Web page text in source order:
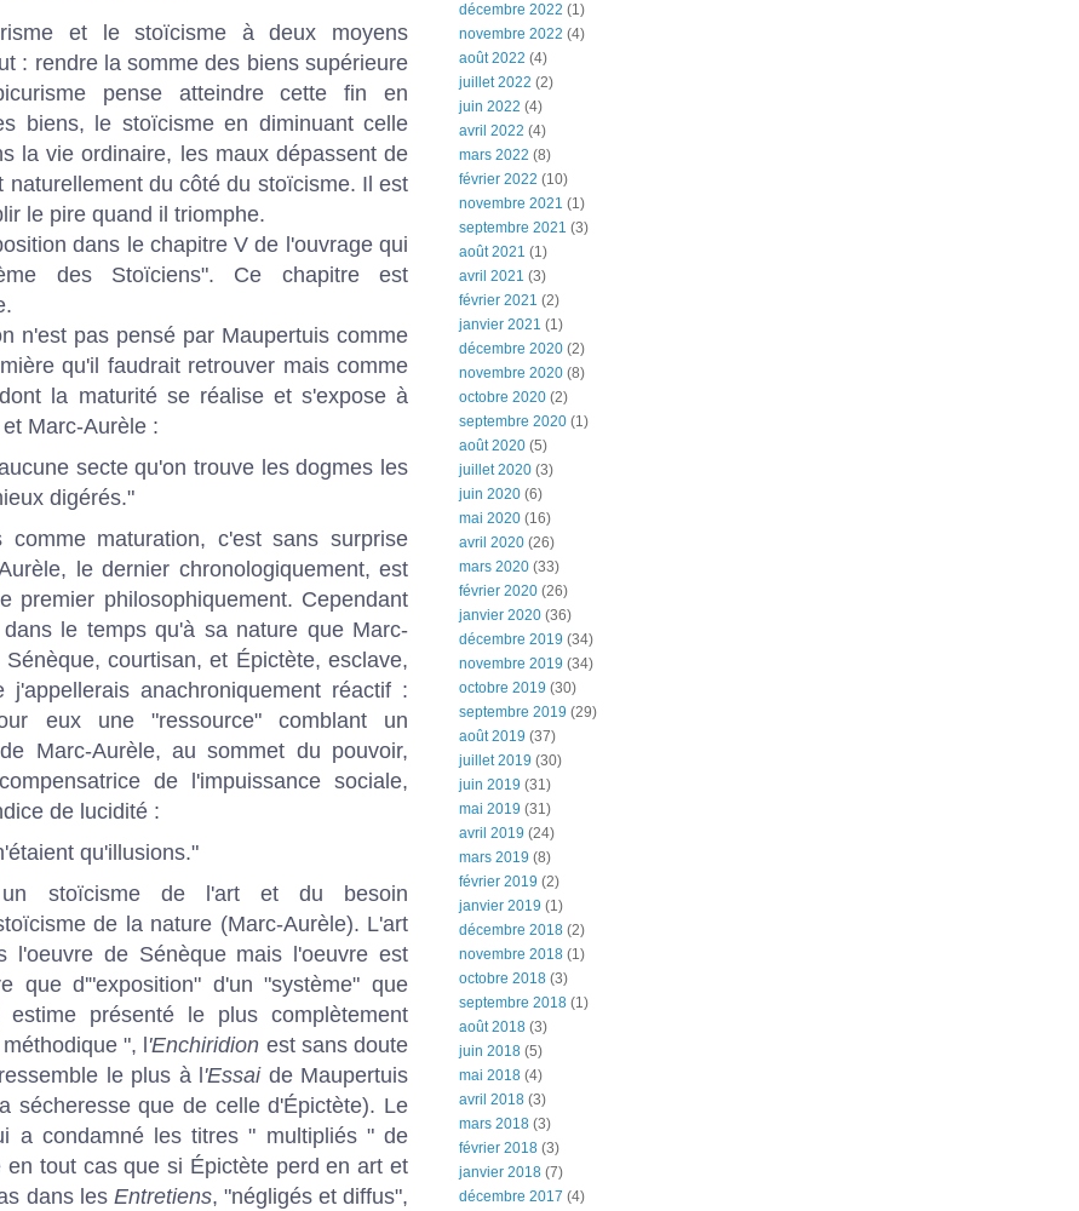
et le stoïcisme à deux moyens
: rendre la somme des biens supérieure
pense atteindre cette fin en
biens, le stoïcisme en diminuant celle
la vie ordinaire, les maux dépassent de
naturellement du côté du stoïcisme. Il est
le pire quand il triomphe.
dans le chapitre V de l'ouvrage qui
des Stoïciens". Ce chapitre est
n'est pas pensé par Maupertuis comme
qu'il faudrait retrouver mais comme
la maturité se réalise et s'expose à
Marc-Aurèle :
secte qu'on trouve les dogmes les
digérés."
maturation, c'est sans surprise
le dernier chronologiquement, est
premier philosophiquement. Cependant
le temps qu'à sa nature que Marc-
courtisan, et Épictète, esclave,
anachroniquement réactif :
eux une "ressource" comblant un
Marc-Aurèle, au sommet du pouvoir,
de l'impuissance sociale,
de lucidité :
qu'illusions."
stoïcisme de l'art et du besoin
de la nature (Marc-Aurèle). L'art
l'oeuvre de Sénèque mais l'oeuvre est
que d'"exposition" d'un "système" que
estime présenté le plus complètement
", l'Enchiridion est sans doute
le plus à l'Essaide Maupertuis
sécheresse que de celle d'Épictète). Le
a condamné les titres " multipliés " de
en tout cas que si Épictète perd en art et
dans les Entretiens, "négligés et diffus",
décembre 2022 (1)
novembre 2022 (4)
août 2022 (4)
juillet 2022 (2)
juin 2022 (4)
avril 2022 (4)
mars 2022 (8)
février 2022 (10)
novembre 2021 (1)
septembre 2021 (3)
août 2021 (1)
avril 2021 (3)
février 2021 (2)
janvier 2021 (1)
décembre 2020 (2)
novembre 2020 (8)
octobre 2020 (2)
septembre 2020 (1)
août 2020 (5)
juillet 2020 (3)
juin 2020 (6)
mai 2020 (16)
avril 2020 (26)
mars 2020 (33)
février 2020 (26)
janvier 2020 (36)
décembre 2019 (34)
novembre 2019 (34)
octobre 2019 (30)
septembre 2019 (29)
août 2019 (37)
juillet 2019 (30)
juin 2019 (31)
mai 2019 (31)
avril 2019 (24)
mars 2019 (8)
février 2019 (2)
janvier 2019 (1)
décembre 2018 (2)
novembre 2018 (1)
octobre 2018 (3)
septembre 2018 (1)
août 2018 (3)
juin 2018 (5)
mai 2018 (4)
avril 2018 (3)
mars 2018 (3)
février 2018 (3)
janvier 2018 (7)
décembre 2017 (4)